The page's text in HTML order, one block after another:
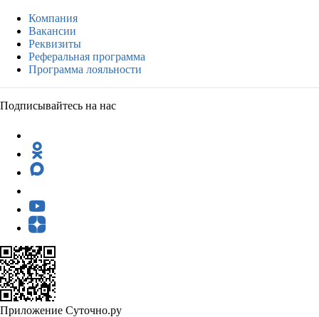
Компания
Вакансии
Реквизиты
Реферальная программа
Программа лояльности
Подписывайтесь на нас
Приложение Суточно.ру